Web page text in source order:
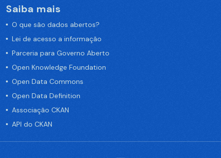
Saiba mais
O que são dados abertos?
Lei de acesso a informação
Parceria para Governo Aberto
Open Knowledge Foundation
Open Data Commons
Open Data Definition
Associação CKAN
API do CKAN